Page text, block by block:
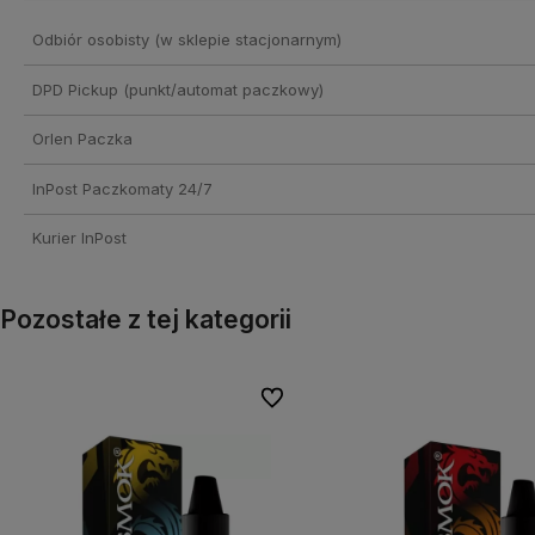
Odbiór osobisty(w sklepie stacjonarnym)
DPD Pickup (punkt/automat paczkowy)
Orlen Paczka
InPost Paczkomaty 24/7
Kurier InPost
Pozostałe z tej kategorii
Do ulubionych
Do ulubionych